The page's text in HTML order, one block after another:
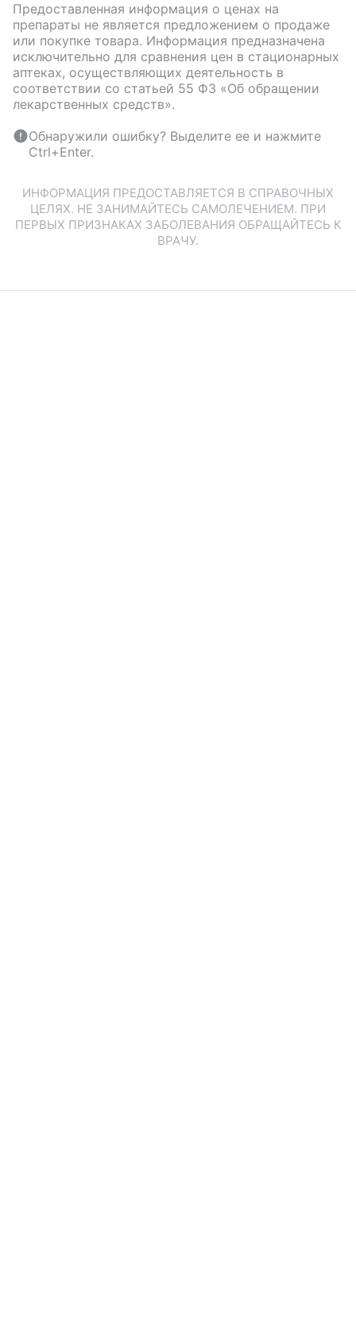
Предоставленная информация о ценах на
препараты не является предложением о продаже
или покупке товара. Информация предназначена
исключительно для сравнения цен в стационарных
аптеках, осуществляющих деятельность в
соответствии со статьей 55 ФЗ «Об обращении
лекарственных средств».
Обнаружили ошибку? Выделите ее и нажмите
Ctrl+Enter.
ИНФОРМАЦИЯ ПРЕДОСТАВЛЯЕТСЯ В СПРАВОЧНЫХ
ЦЕЛЯХ. НЕ ЗАНИМАЙТЕСЬ САМОЛЕЧЕНИЕМ. ПРИ
ПЕРВЫХ ПРИЗНАКАХ ЗАБОЛЕВАНИЯ ОБРАЩАЙТЕСЬ К
ВРАЧУ.